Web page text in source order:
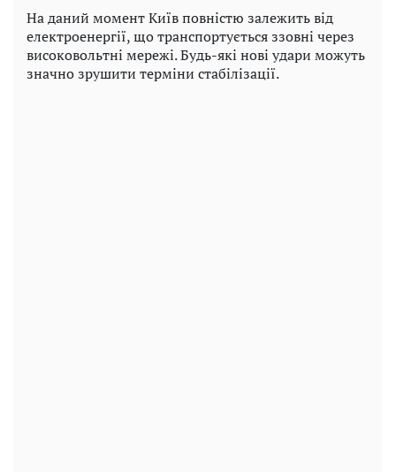
На даний момент Київ повністю залежить від
електроенергії, що транспортується ззовні через
високовольтні мережі. Будь-які нові удари можуть
значно зрушити терміни стабілізації.